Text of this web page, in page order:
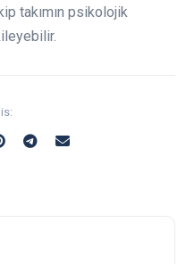
takımın psikolojik